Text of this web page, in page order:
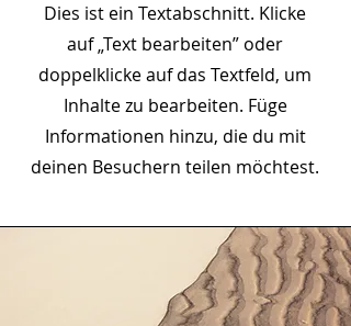
Dies ist ein Textabschnitt. Klicke
auf „Text bearbeiten” oder
doppelklicke auf das Textfeld, um
Inhalte zu bearbeiten. Füge
Informationen hinzu, die du mit
deinen Besuchern teilen möchtest.